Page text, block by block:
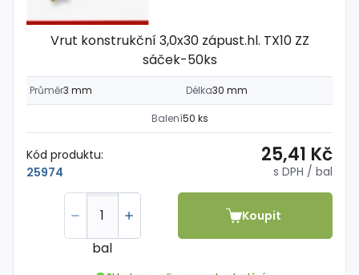
Vrut konstrukční 3,0x30 zápust.hl. TX10 ZZ
sáček-50ks
Průměr3 mm Délka30 mm
Balení50 ks
Kód produktu:
25974
25,41 Kč
s DPH / bal
bal
Koupit